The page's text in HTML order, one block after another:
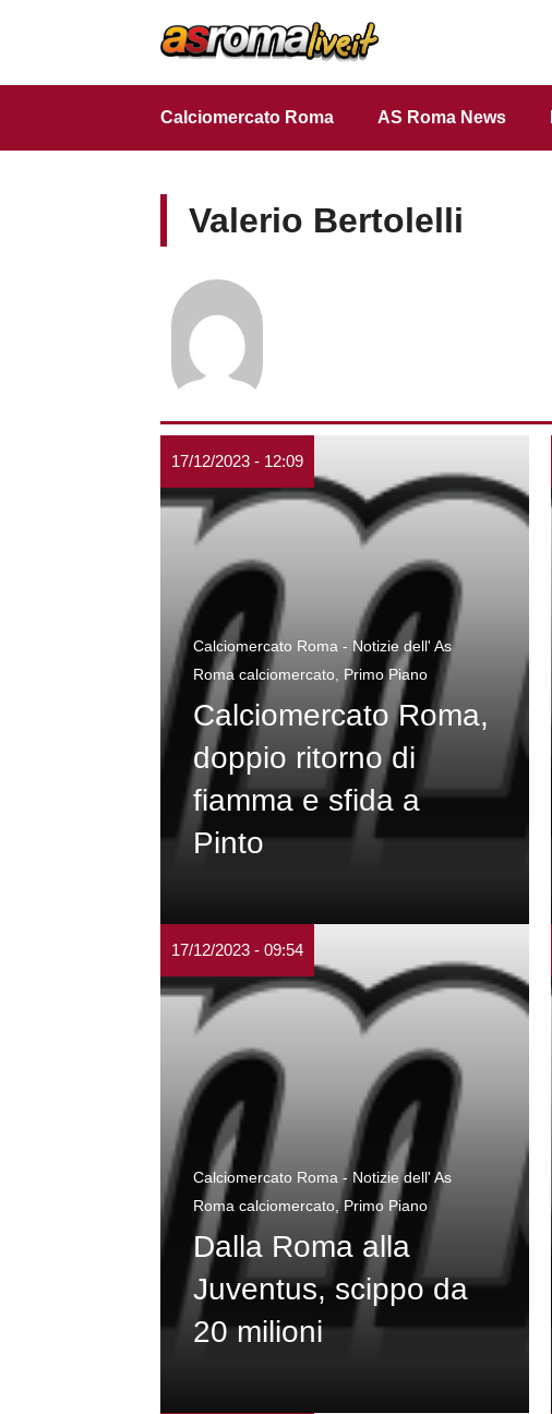
Calciomercato Roma AS Roma News
Valerio Bertolelli
17/12/2023 - 12:09
Calciomercato Roma - Notizie dell' As
Roma calciomercato Primo Piano
Calciomercato Roma,
doppio ritorno di
fiamma e sfida a
Pinto
17/12/2023 - 09:54
Calciomercato Roma - Notizie dell' As
Roma calciomercato, Primo Piano
Dalla Roma alla
Juventus, scippo da
20 milioni